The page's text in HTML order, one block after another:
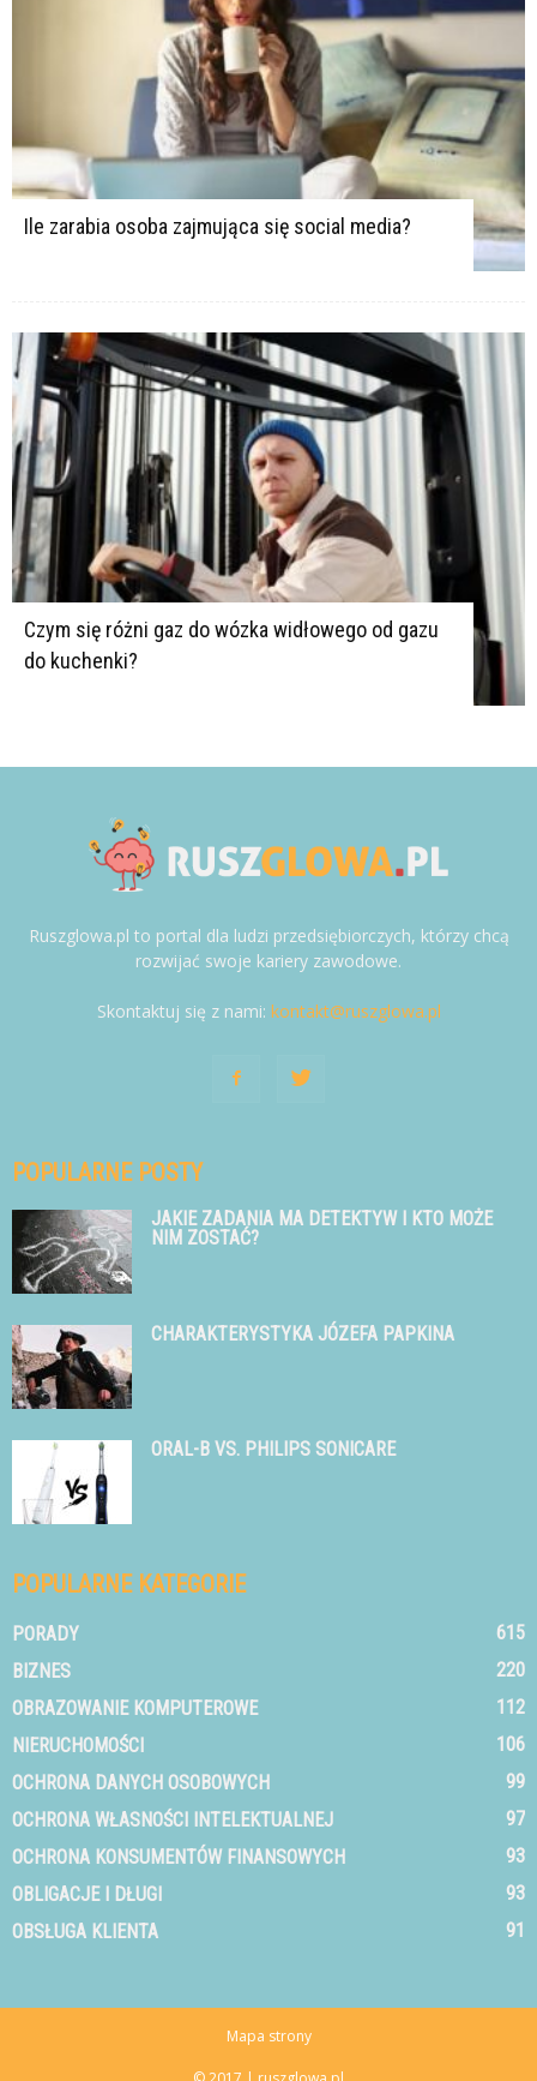
Ile zarabia osoba zajmująca się social media?
Czym się różni gaz do wózka widłowego od gazu
do kuchenki?
Ruszglowa.pl to portal dla ludzi przedsiębiorczych, którzy chcą
rozwijać swoje kariery zawodowe.
Skontaktuj się z nami: kontakt@ruszglowa.pl
POPULARNE POSTY
JAKIE ZADANIA MA DETEKTYW I KTO MOŻE
NIM ZOSTAĆ?
CHARAKTERYSTYKA JÓZEFA PAPKINA
ORAL-B VS. PHILIPS SONICARE
POPULARNE KATEGORIE
PORADY
615
BIZNES
220
OBRAZOWANIE KOMPUTEROWE
112
NIERUCHOMOŚCI
106
OCHRONA DANYCH OSOBOWYCH
99
OCHRONA WŁASNOŚCI INTELEKTUALNEJ
97
OCHRONA KONSUMENTÓW FINANSOWYCH
93
OBLIGACJE I DŁUGI
93
OBSŁUGA KLIENTA
91
Mapa strony